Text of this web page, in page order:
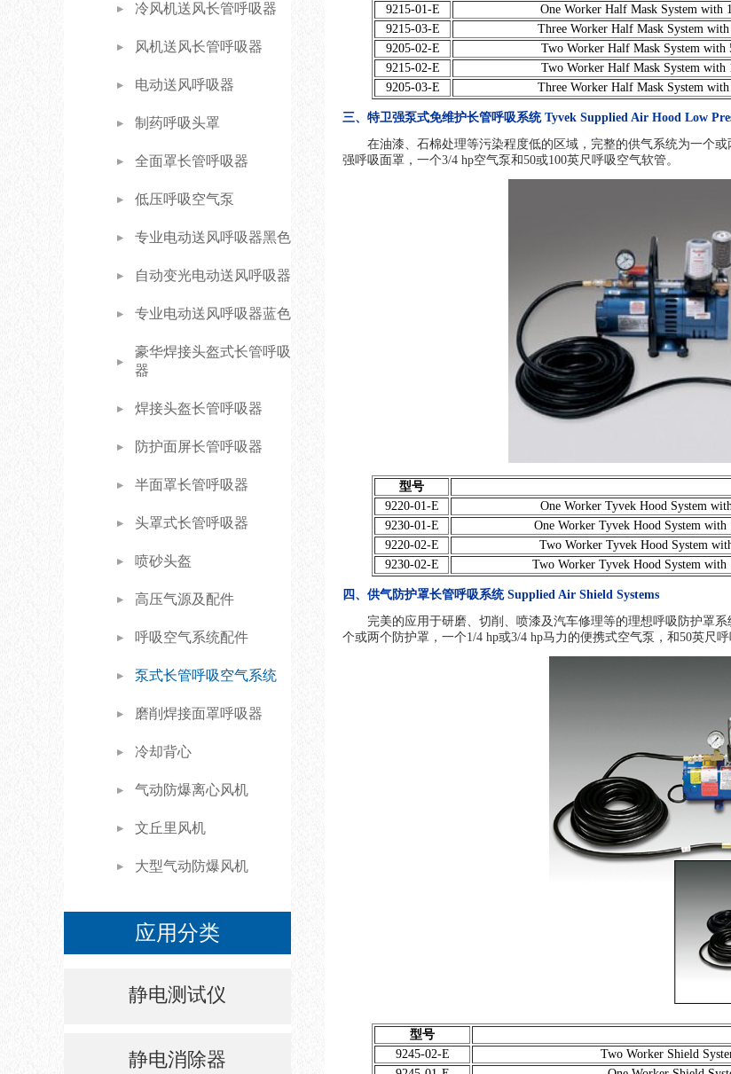
冷风机送风长管呼吸器
风机送风长管呼吸器
电动送风呼吸器
制药呼吸头罩
全面罩长管呼吸器
低压呼吸空气泵
专业电动送风呼吸器黑色
自动变光电动送风呼吸器
专业电动送风呼吸器蓝色
豪华焊接头盔式长管呼吸
器
焊接头盔长管呼吸器
防护面屏长管呼吸器
半面罩长管呼吸器
头罩式长管呼吸器
喷砂头盔
高压气源及配件
呼吸空气系统配件
泵式长管呼吸空气系统
磨削焊接面罩呼吸器
冷却背心
气动防爆离心风机
文丘里风机
大型气动防爆风机
应用分类
静电测试仪
静电消除器
9215-01-E
One Worker Half Mask System
9215-03-E
Three Worker Half Mask System
9205-02-E
Two Worker Half Mask System
9215-02-E
Two Worker Half Mask System
9205-03-E
Three Worker Half Mask System
三、特卫强泵式免维护长管呼吸系统 Tyvek Supplied Air Hood Low
在油漆、石棉处理等污染程度低的区域，完整的供气系统为一个
强呼吸面罩，一个3/4 hp空气泵和50或100英尺呼吸空气软管。
型号
9220-01-E
One Worker Tyvek Hood System
9230-01-E
One Worker Tyvek Hood System
9220-02-E
Two Worker Tyvek Hood System
9230-02-E
Two Worker Tyvek Hood System
四、供气防护罩长管呼吸系统 Supplied Air Shield Systems
完美的应用于研磨、切削、喷漆及汽车修理等的理想呼吸防护罩
个或两个防护罩，一个1/4 hp或3/4 hp马力的便携式空气泵，和50英尺
型号
9245-02-E
Two Worker Shield